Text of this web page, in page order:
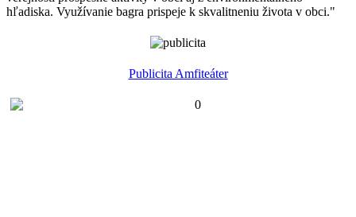
hľadiska. Využívanie bagra prispeje k skvalitneniu života v obci."
Publicita Amfiteáter